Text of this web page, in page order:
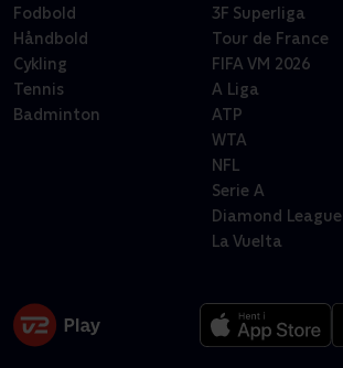
Fodbold
Håndbold
Cykling
Tennis
Badminton
3F Superliga
Tour de France
FIFA VM 2026
A Liga
ATP
WTA
NFL
Serie A
Diamond League
La Vuelta